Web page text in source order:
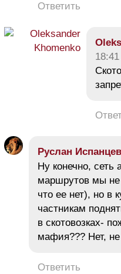
Ответить
18:41
Руслан Испанцев
Ну конечно,
маршрутов мы
что ее нет), но в
частникам
в скотовозках-
мафия??? Нет,
Ответить